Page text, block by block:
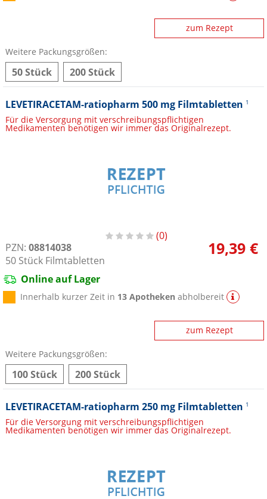
zum Rezept
Weitere Packungsgrößen:
50 Stück 200 Stück
LEVETIRACETAM-ratiopharm 500 mg Filmtabletten 1
Für die Versorgung mit verschreibungspflichtigen
Medikamenten benötigen wir immer das Originalrezept.
0
PZN: 08814038
50 Stück Filmtabletten
19,39 €
Online auf Lager
Innerhalb kurzer Zeit in 13 Apotheken abholbereit
zum Rezept
Weitere Packungsgrößen:
100 Stück 200 Stück
LEVETIRACETAM-ratiopharm 250 mg Filmtabletten 1
Für die Versorgung mit verschreibungspflichtigen
Medikamenten benötigen wir immer das Originalrezept.